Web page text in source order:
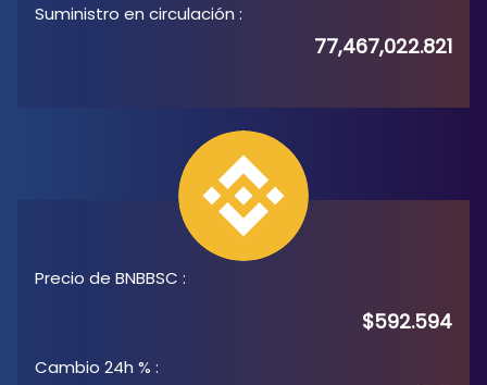
Suministro en circulación :
77,467,022.821
Precio de BNBBSC :
$592.594
Cambio 24h % :